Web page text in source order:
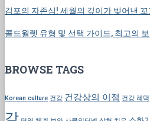
김포의 자존심! 세월의 깊이가 빚어낸
콜드월렛 유형 및 선택 가이드, 최고의
BROWSE TAGS
Korean culture 건강 건강상의 이점 건강 혜택